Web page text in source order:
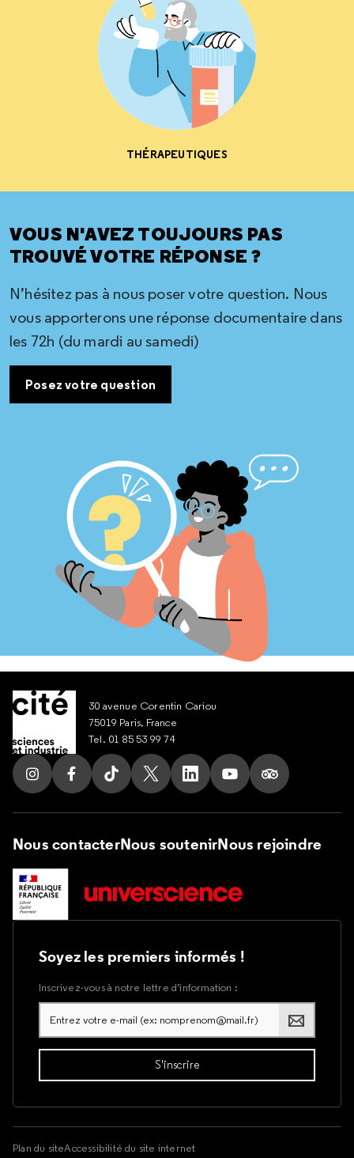
THÉRAPEUTIQUES
VOUS N'AVEZ TOUJOURS PAS
TROUVÉ VOTRE RÉPONSE ?
N’hésitez pas à nous poser votre question. Nous
vous apporterons une réponse documentaire dans
les 72h (du mardi au samedi)
Posez votre question
30 avenue Corentin Cariou
75019 Paris, France
Tel. 01 85 53 99 74
Suivez nous sur Instagram
Suivez nous sur Facebook
Suivez nous sur Tik Tok
Suivez nous sur X
Suivez nous sur LinkedIn
Suivez nous sur
Suivez nous
Nous contacterNous soutenirNous rejoindre
Soyez les premiers informés !
Inscrivez-vous à notre lettre d’information :
Plan du siteAccessibilité du site internet